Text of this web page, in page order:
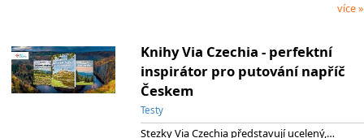
více »
Knihy Via Czechia - perfektní
inspirátor pro putování napříč
Českem
Testy
Stezky Via Czechia představují ucelený,…